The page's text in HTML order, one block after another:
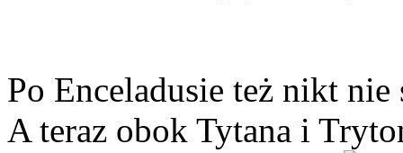
Po Enceladusie też nikt
A teraz obok Tytana i